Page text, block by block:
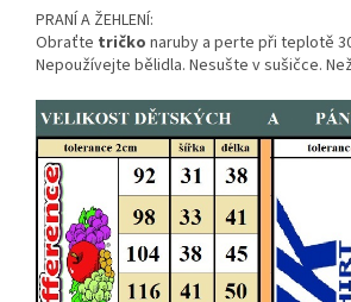
PRANÍ A ŽEHLENÍ:
Obraťte tričko naruby a perte při teplotě
Nepoužívejte bělidla. Nesušte v sušičce.